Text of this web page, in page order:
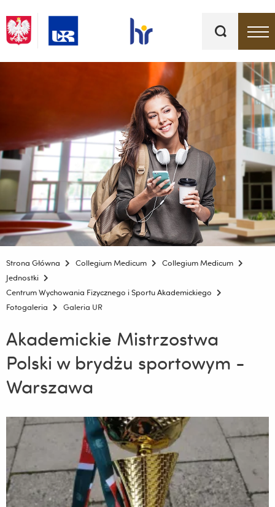
kluczowe
Strona Główna Collegium Medicum
Collegium Medicum
Jednostki
Centrum Wychowania Fizycznego i Sportu Akademickiego
Fotogaleria
Galeria UR
Akademickie Mistrzostwa
Polski w brydżu sportowym -
Warszawa